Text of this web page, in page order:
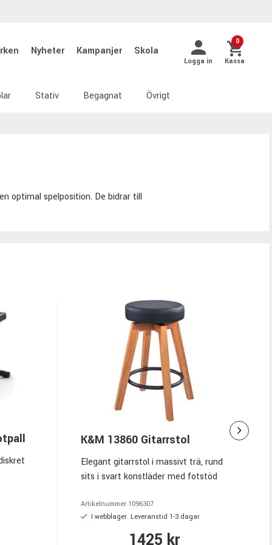
Nyheter Kampanjer Skola
Logga in
0
Kassa
Stativ Begagnat Övrigt
optimal spelposition. De bidrar till
K&M 13860 Gitarrstol
Elegant gitarrstol i massivt trä, rund
sits i svart konstläder med fotstöd
Artikelnummer 1096307
I webblager. Leveranstid 1-3 dagar
1425 kr